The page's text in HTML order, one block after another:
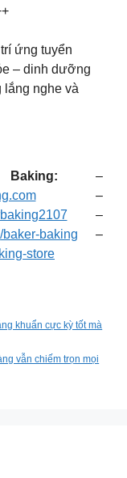
ứng tuyển
– dinh dưỡng
lắng nghe và
Baking:
–
–
–
baker-baking –
store
khuẩn cực kỳ tốt mà
vẫn chiếm trọn mọi